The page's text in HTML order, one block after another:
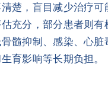
楚，盲目减少治疗可
充分，部分患者则有
髓抑制、感染、心脏
育影响等长期负担。